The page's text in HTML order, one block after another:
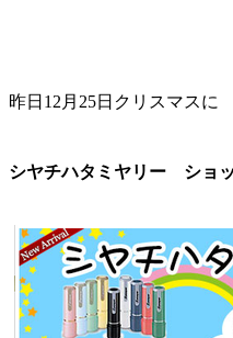
昨日12月25日クリスマスに
シヤチハタミヤリー ショ